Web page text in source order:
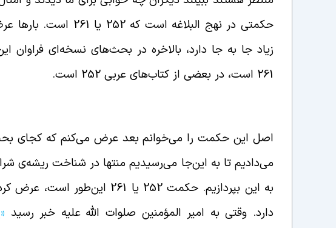
حکمتی در نهج البلاغه
زیاد جا به جا دارد، بالاخره در بحث‌های نسخه‌ای فراوان
261 است، در بعضی از کتاب‌های عربی 252 است.
اصل این حکمت را می‌خوانم بعد عرض می‌کنم که کجای
می‌دادیم تا به این‌جا می‌رسیدیم منتها در شناخت ریشه‌ی
به این‌ بپردازیم. حکمت 252 یا
دارد. وقتی به امیر المؤمنین صلوات الله علیه خبر رسید